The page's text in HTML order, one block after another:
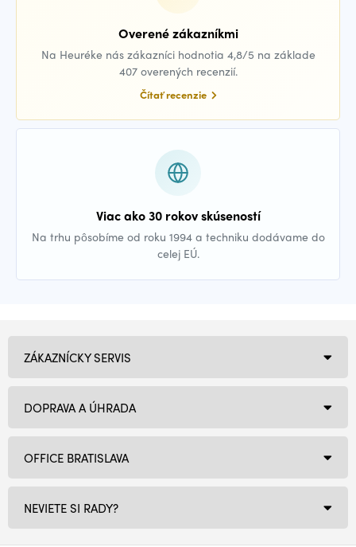
Overené zákazníkmi
Na Heuréke nás zákazníci hodnotia 4,8/5 na základe
407 overených recenzií.
Čítať recenzie
Viac ako 30 rokov skúseností
Na trhu pôsobíme od roku 1994 a techniku dodávame do
celej EÚ.
OFFICE BRATISLAVA
NEVIETE SI RADY?
ZÁKAZNÍCKY SERVIS
DOPRAVA A ÚHRADA